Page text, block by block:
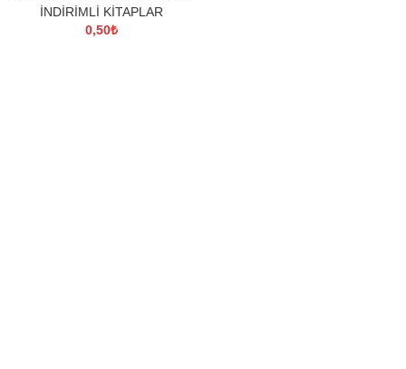
İNDİRİMLİ KİTAPLAR
0,50₺